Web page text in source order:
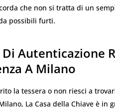
che non si tratta di un
possibili furti.
Di Autenticazione
A Milano
la tessera o non riesci a
La Casa della Chiave è